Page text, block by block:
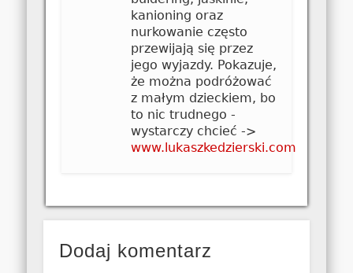
kanioning oraz
nurkowanie często
przewijają się przez
jego wyjazdy. Pokazuje,
że można podróżować
z małym dzieckiem, bo
to nic trudnego -
wystarczy chcieć ->
www.lukaszkedzierski.com
Dodaj komentarz